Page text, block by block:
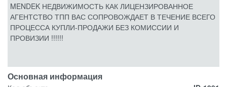
MENDEK НЕДВИЖИМОСТЬ КАК ЛИЦЕНЗИРОВАННОЕ
АГЕНТСТВО ТПП ВАС СОПРОВОЖДАЕТ В ТЕЧЕНИЕ ВСЕГО
ПРОЦЕССА КУПЛИ-ПРОДАЖИ БЕЗ КОМИССИИ И
ПРОВИЗИИ !!!!!!
Основная информация